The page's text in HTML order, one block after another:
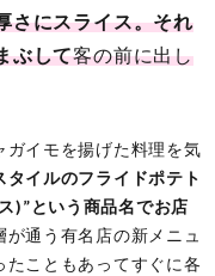
さにスライス。それ
ぶして客の前に出し
イモを揚げた料理を気
イルのフライドポテト
)”という商品名でお店
通う有名店の新メニュ
こともあってすぐに各